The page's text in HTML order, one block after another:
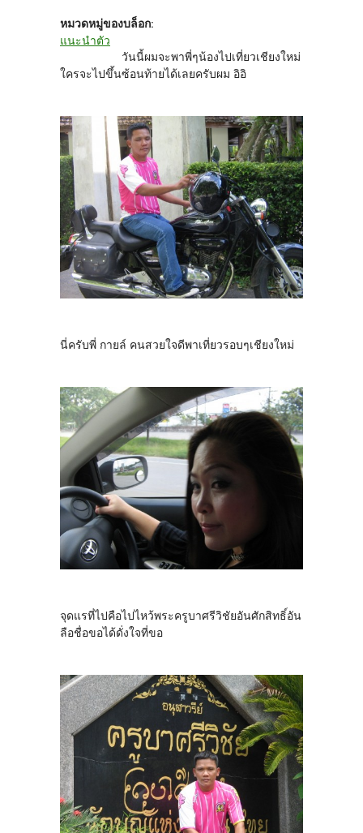
หมวดหมู่ของบล็อก:
แนะนำตัว
วันนี้ผมจะพาพี่ๆน้องไปเที่ยวเชียงใหม่
ใครจะไปขึ้นซ้อนท้ายได้เลยครับผม อิอิ
นี่ครับพี่ กายล์ คนสวยใจดีพาเที่ยวรอบๆเชียงใหม่
จุดแรที่ไปคือไปไหว้พระครูบาศรีวิชัยอันศักสิทธิ์อัน
ลือชื่อขอได้ดั่งใจที่ขอ